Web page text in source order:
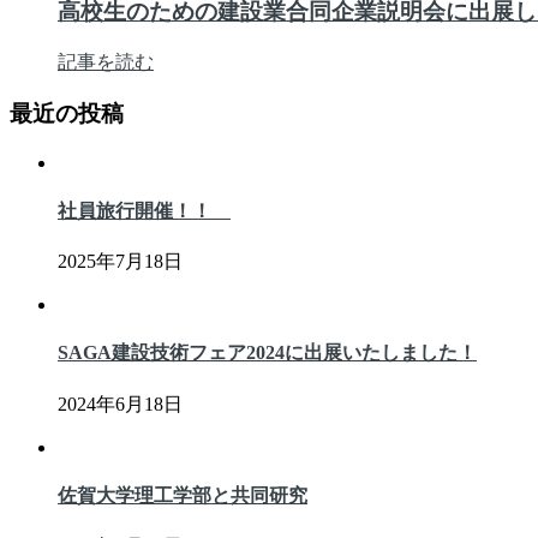
高校生のための建設業合同企業説明会に出展
記事を読む
最近の投稿
社員旅行開催！！
2025年7月18日
SAGA建設技術フェア2024に出展いたしました！
2024年6月18日
佐賀大学理工学部と共同研究